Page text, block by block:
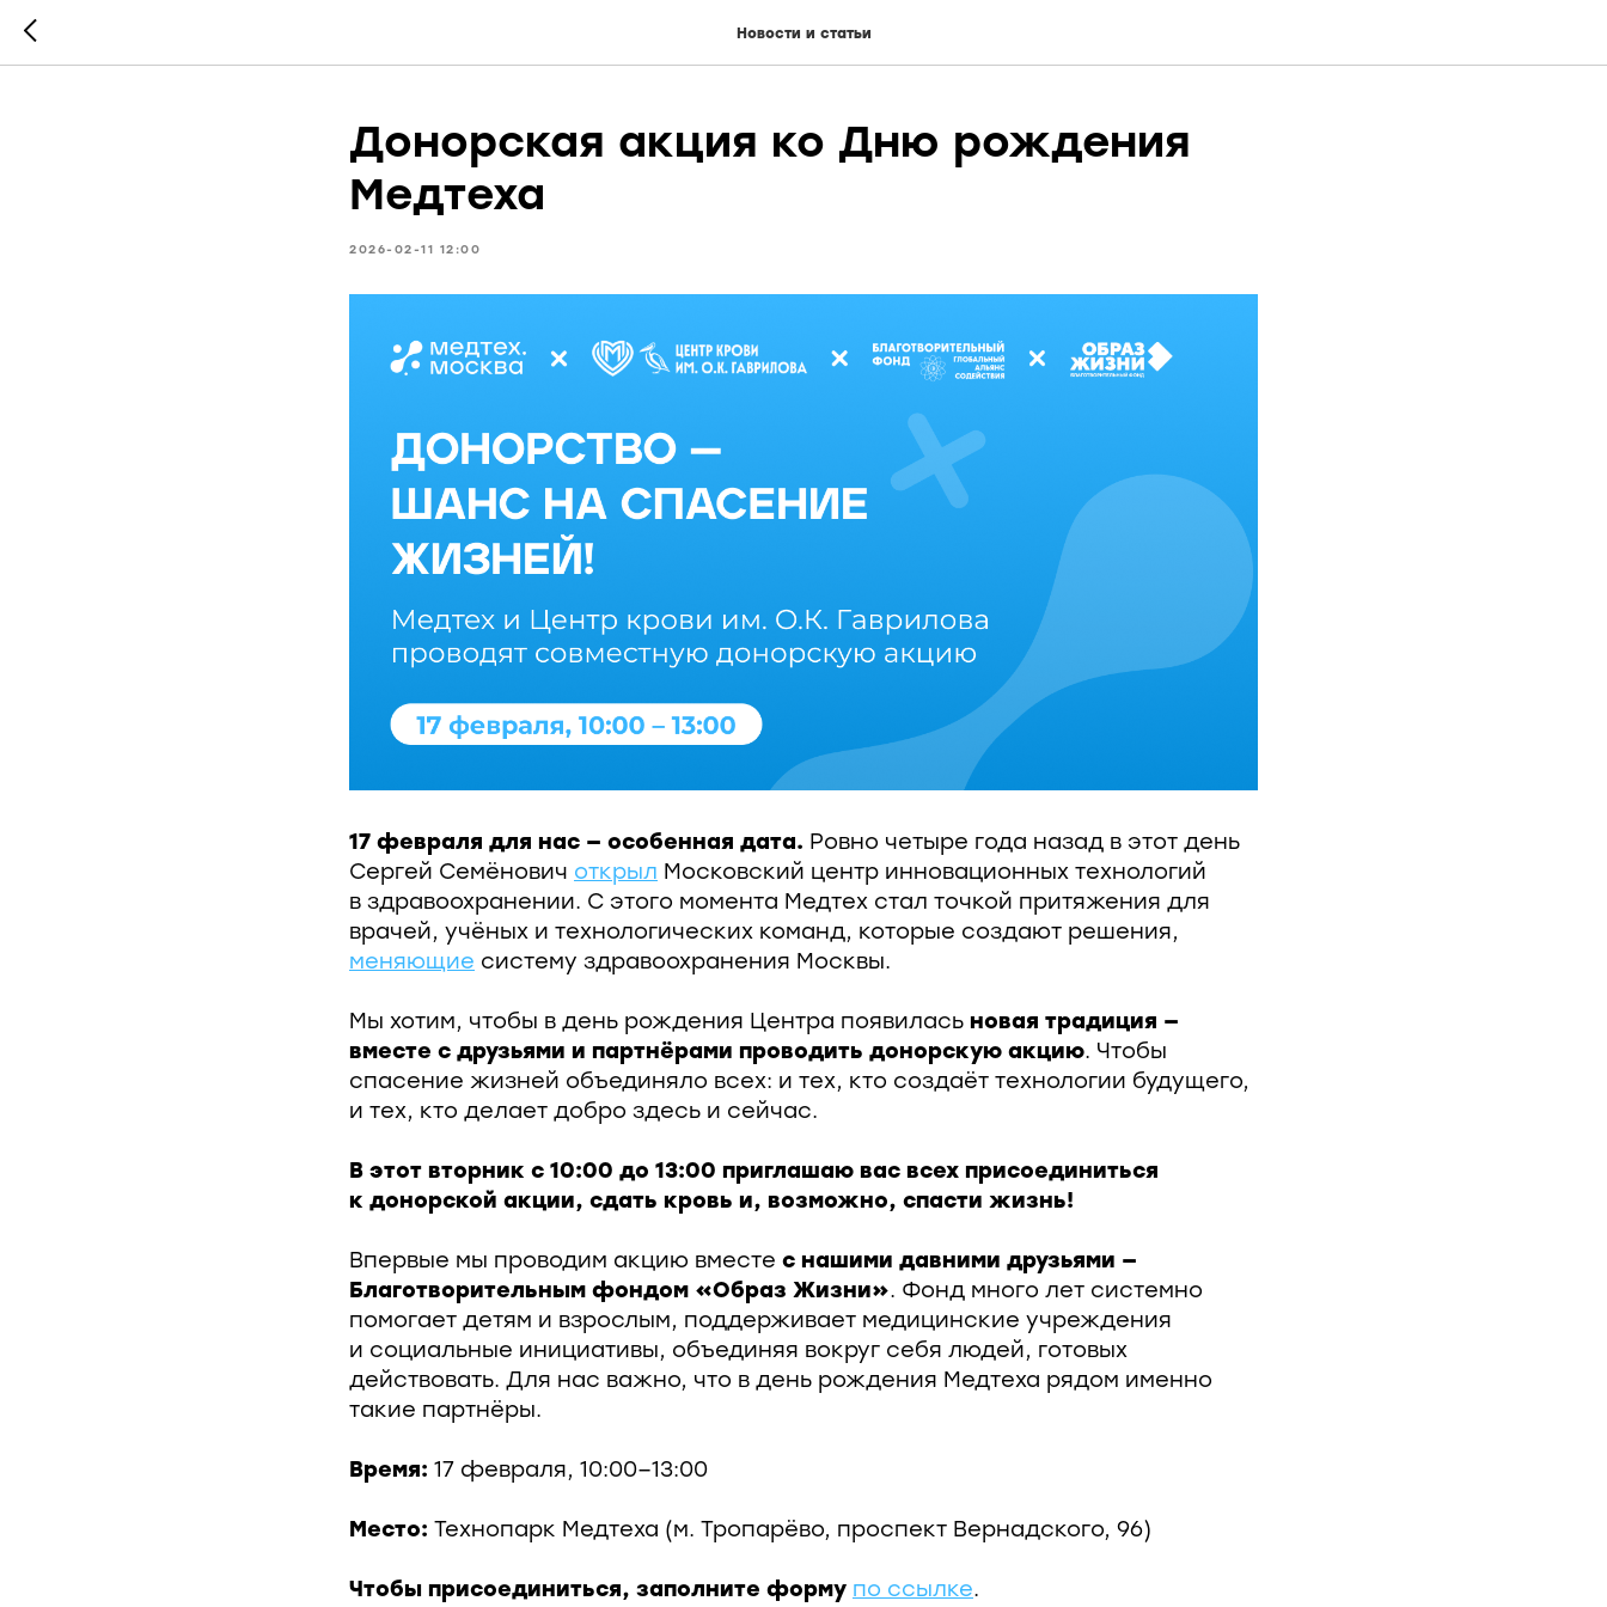
Новости и статьи
Донорская акция ко Дню рождения
Медтеха
2026-02-11 12:00
17 февраля для нас — особенная дата. Ровно четыре года назад в этот день
Сергей Семёнович открыл Московский центр инновационных технологий
в здравоохранении. С этого момента Медтех стал точкой притяжения для
врачей, учёных и технологических команд, которые создают решения,
меняющие систему здравоохранения Москвы.
Мы хотим, чтобы в день рождения Центра появилась новая традиция —
вместе с друзьями и партнёрами проводить донорскую акцию. Чтобы
спасение жизней объединяло всех: и тех, кто создаёт технологии будущего,
и тех, кто делает добро здесь и сейчас.
В этот вторник с 10:00 до 13:00 приглашаю вас всех присоединиться
к донорской акции, сдать кровь и, возможно, спасти жизнь!
Впервые мы проводим акцию вместе с нашими давними друзьями —
Благотворительным фондом «Образ Жизни». Фонд много лет системно
помогает детям и взрослым, поддерживает медицинские учреждения
и социальные инициативы, объединяя вокруг себя людей, готовых
действовать. Для нас важно, что в день рождения Медтеха рядом именно
такие партнёры.
Время: 17 февраля, 10:00−13:00
Место: Технопарк Медтеха (м. Тропарёво, проспект Вернадского, 96)
Чтобы присоединиться, заполните форму по ссылке.